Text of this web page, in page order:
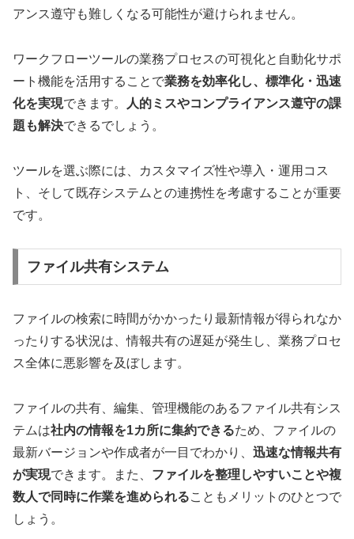
アンス遵守も難しくなる可能性が避けられません。
ワークフローツールの業務プロセスの可視化と自動化サポ
ート機能を活用することで業務を効率化し、標準化・迅速
化を実現できます。
人的ミスやコンプライアンス遵守の課
題も解決できるでしょう。
ツールを選ぶ際には、カスタマイズ性や導入・運用コス
ト、そして既存システムとの連携性を考慮することが重要
です。
ファイル共有システム
ファイルの検索に時間がかかったり最新情報が得られなか
ったりする状況は、情報共有の遅延が発生し、業務プロセ
ス全体に悪影響を及ぼします。
ファイルの共有、編集、管理機能のあるファイル共有シス
テムは社内の情報を1カ所に集約できるため、ファイルの
最新バージョンや作成者が一目でわかり、 迅速な情報共有
が実現できます。また、 ファイルを整理しやすいことや複
数人で同時に作業を進められることもメリットのひとつで
しょう。